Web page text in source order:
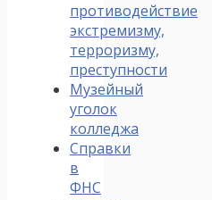
противодействие
экстремизму,
терроризму,
преступности
Музейный
уголок
колледжа
Справки
в
ФНС